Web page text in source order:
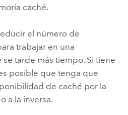
caché.
el número de
trabajar en una
tarde más tiempo. Si tiene
posible que tenga que
de caché por la
a la inversa.